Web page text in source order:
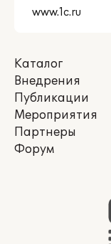
Каталог
Внедрения
Публикации
Мероприятия
Партнеры
Форум